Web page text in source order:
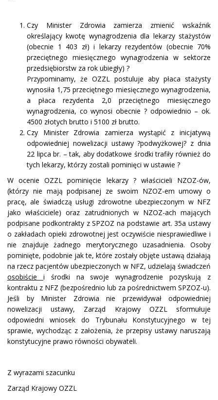
Czy Minister Zdrowia zamierza zmienić wskaźnik
określający kwotę wynagrodzenia dla lekarzy stażystów
(obecnie 1 403 zł) i lekarzy rezydentów (obecnie 70%
przeciętnego miesięcznego wynagrodzenia w sektorze
przedsiębiorstw za rok ubiegły) ?
Przypominamy, że OZZL postuluje aby płaca stażysty
wynosiła 1,75 przeciętnego miesięcznego wynagrodzenia,
a płaca rezydenta 2,0 przeciętnego miesięcznego
wynagrodzenia, co wynosi obecnie ? odpowiednio – ok.
4500 złotych brutto i 5100 zł brutto.
Czy Minister Zdrowia zamierza wystąpić z inicjatywą
odpowiedniej nowelizacji ustawy ?podwyżkowej? z dnia
22 lipca br. – tak, aby dodatkowe środki trafiły również do
tych lekarzy, którzy zostali pominięci w ustawie ?
W ocenie OZZL pominięcie lekarzy ? właścicieli NZOZ-ów,
(którzy nie mają podpisanej ze swoim NZOZ-em umowy o
pracę, ale świadczą usługi zdrowotne ubezpieczonym w NFZ
jako właściciele) oraz zatrudnionych w NZOZ-ach mających
podpisane podkontrakty z SPZOZ na podstawie art. 35a ustawy
o zakładach opieki zdrowotnej jest oczywiście niesprawiedliwe i
nie znajduje żadnego merytorycznego uzasadnienia. Osoby
pominięte, podobnie jak te, które zostały objęte ustawą działają
na rzecz pacjentów ubezpieczonych w NFZ, udzielają świadczeń
osobiście i środki na swoje wynagrodzenie pozyskują z
kontraktu z NFZ (bezpośrednio lub za pośrednictwem SPZOZ-u).
Jeśli by Minister Zdrowia nie przewidywał odpowiedniej
nowelizacji ustawy, Zarząd Krajowy OZZL sformułuje
odpowiedni wniosek do Trybunału Konstytucyjnego w tej
sprawie, wychodząc z założenia, że przepisy ustawy naruszają
konstytucyjne prawo równości obywateli.
Z wyrazami szacunku
Zarząd Krajowy OZZL